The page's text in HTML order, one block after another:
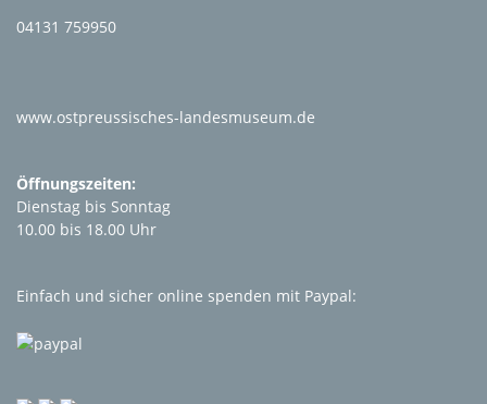
04131 759950
www.ostpreussisches-landesmuseum.de
Öffnungszeiten:
Dienstag bis Sonntag
10.00 bis 18.00 Uhr
Einfach und sicher online spenden mit Paypal: